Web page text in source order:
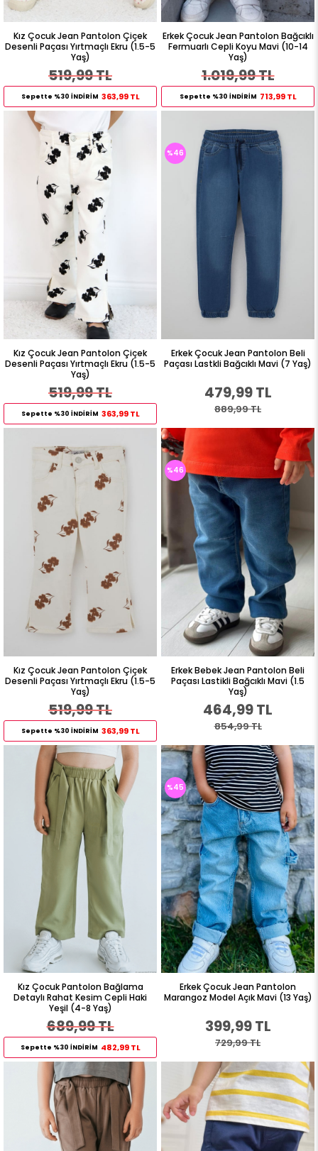
Kız Çocuk Jean Pantolon Çiçek
Desenli Paçası Yırtmaçlı Ekru (1.5-5
Yaş)
519,99 TL
Sepette %30 İNDİRİM 363,99 TL
Erkek Çocuk Jean Pantolon Bağcıklı
Fermuarlı Cepli Koyu Mavi (10-14
Yaş)
1.019,99 TL
Sepette %30 İNDİRİM 713,99 TL
Kız Çocuk Jean Pantolon Çiçek
Desenli Paçası Yırtmaçlı Ekru (1.5-5
Yaş)
519,99 TL
Sepette %30 İNDİRİM 363,99 TL
Erkek Çocuk Jean Pantolon Beli
Paçası Lastkli Bağcıklı Mavi (7 Yaş)
479,99 TL
889,99 TL
%46
Kız Çocuk Jean Pantolon Çiçek
Desenli Paçası Yırtmaçlı Ekru (1.5-5
Yaş)
519,99 TL
Sepette %30 İNDİRİM 363,99 TL
Erkek Bebek Jean Pantolon Beli
Paçası Lastikli Bağcıklı Mavi (1.5
Yaş)
464,99 TL
854,99 TL
%46
Kız Çocuk Pantolon Bağlama
Detaylı Rahat Kesim Cepli Haki
Yeşil (4-8 Yaş)
689,99 TL
Sepette %30 İNDİRİM 482,99 TL
Erkek Çocuk Jean Pantolon
Marangoz Model Açık Mavi (13 Yaş)
399,99 TL
729,99 TL
%45